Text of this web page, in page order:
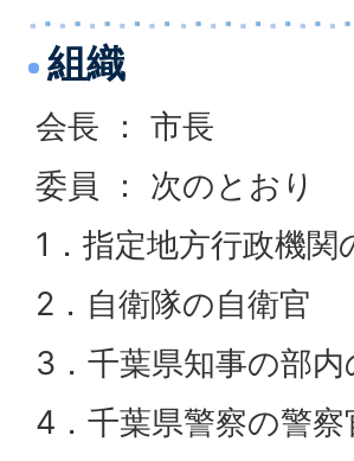
組織
会長 ： 市長
委員 ： 次のとおり
1．指定地方行政機関
2．自衛隊の自衛官
3．千葉県知事の部内
4．千葉県警察の警察